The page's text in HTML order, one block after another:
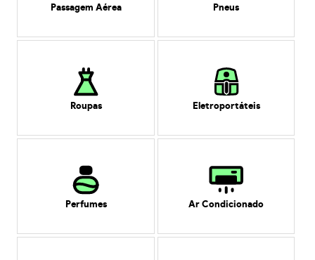
Passagem Aérea Pneus
Roupas Eletroportáteis
Perfumes Ar Condicionado